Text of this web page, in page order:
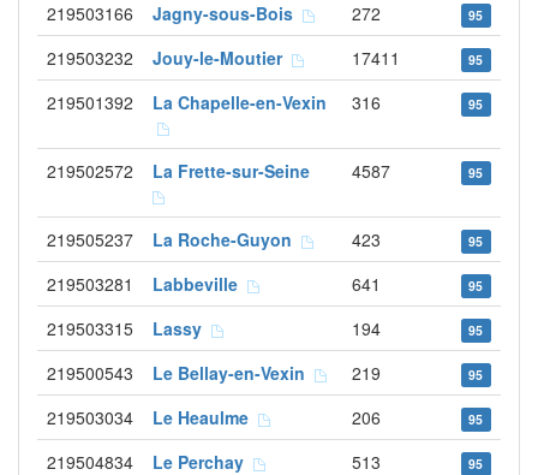
219503166 Jagny-sous-Bois 272 95
219503232 Jouy-le-Moutier 17411 95
219501392 La Chapelle-en-Vexin 316 95
219502572 La Frette-sur-Seine 4587 95
219505237 La Roche-Guyon 423 95
219503281 Labbeville 641 95
219503315 Lassy 194 95
219500543 Le Bellay-en-Vexin 219 95
219503034 Le Heaulme 206 95
219504834 Le Perchay 513 95